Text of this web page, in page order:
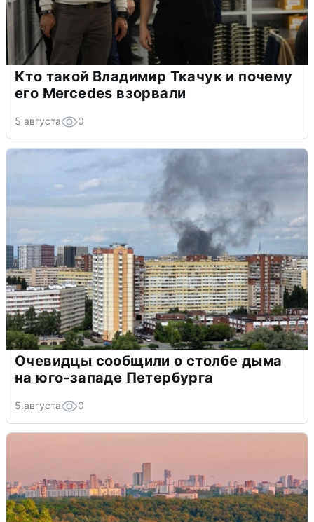
Кто такой Владимир Ткачук и почему
его Mercedes взорвали
5 августа 0
Очевидцы сообщили о столбе дыма
на юго-западе Петербурга
5 августа 0